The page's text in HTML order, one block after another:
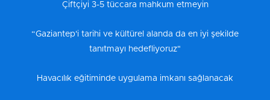
Çiftçiyi 3-5 tüccara mahkum etmeyin
“Gaziantep'i tarihi ve kültürel alanda da en iyi şekilde
tanıtmayı hedefliyoruz"
Havacılık eğitiminde uygulama imkanı sağlanacak